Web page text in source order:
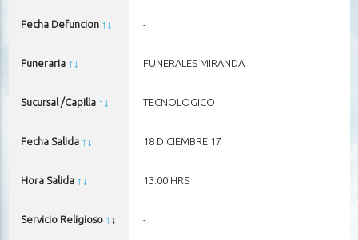
Fecha Defuncion ↑ ↓
Funeraria ↑ ↓
Sucursal /Capilla ↑ ↓
Fecha Salida ↑ ↓
Hora Salida ↑ ↓
Servicio Religioso ↑ ↓
-
FUNERALES MIRANDA
TECNOLOGICO
18 DICIEMBRE 17
13:00 HRS
-